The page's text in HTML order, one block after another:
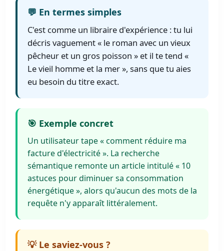
💬 En termes simples
C'est comme un libraire d'expérience : tu lui
décris vaguement « le roman avec un vieux
pêcheur et un gros poisson » et il te tend «
Le vieil homme et la mer », sans que tu aies
eu besoin du titre exact.
🎯 Exemple concret
Un utilisateur tape « comment réduire ma
facture d'électricité ». La recherche
sémantique remonte un article intitulé « 10
astuces pour diminuer sa consommation
énergétique », alors qu'aucun des mots de la
requête n'y apparaît littéralement.
💡 Le saviez-vous ?